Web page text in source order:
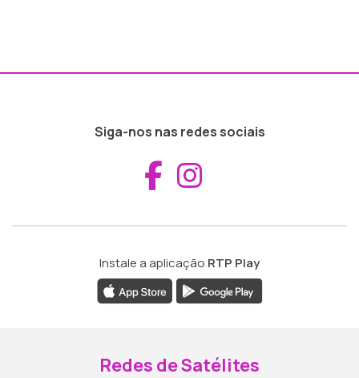
Siga-nos nas redes sociais
Aceder ao
Instale a aplicação RTP Play
Redes de Satélites